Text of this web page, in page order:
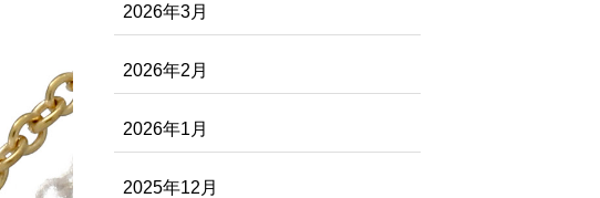
2026年3月
2026年2月
2026年1月
2025年12月